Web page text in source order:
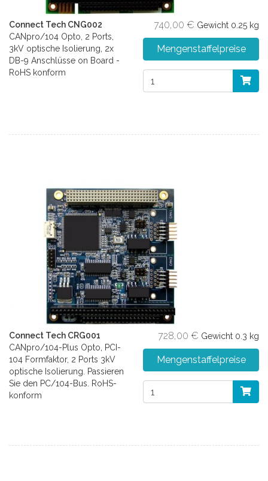
Connect Tech CNG002
CANpro/104 Opto, 2 Ports,
3kV optische Isolierung, 2x
DB-9 Anschlüsse on Board -
RoHS konform
740,00 € Gewicht 0.25 kg
Mengenstaffelpreise
Connect Tech CRG001
CANpro/104-Plus Opto, PCI-
104 Formfaktor, 2 Ports 3kV
optische Isolierung. Passieren
Sie den PC/104-Bus. RoHS-
konform
728,00 € Gewicht 0.3 kg
Mengenstaffelpreise